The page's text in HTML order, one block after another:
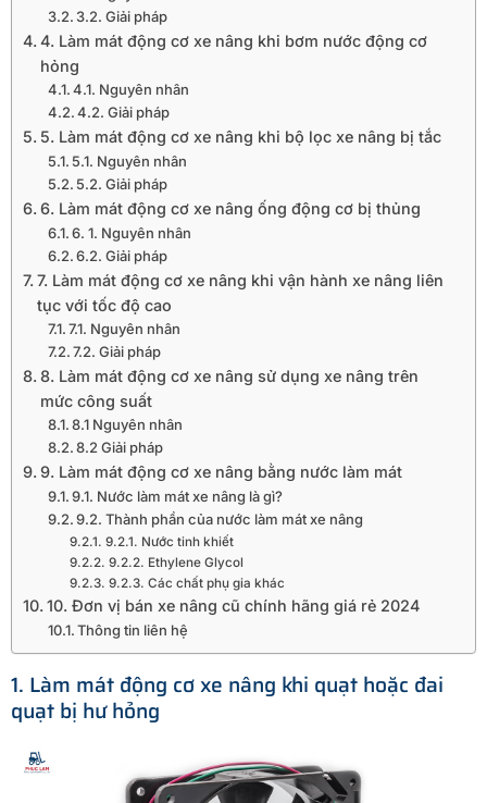
3.2. Giải pháp
4. Làm mát động cơ xe nâng khi bơm nước động cơ
hỏng
4.1. Nguyên nhân
4.2. Giải pháp
5. Làm mát động cơ xe nâng khi bộ lọc xe nâng bị tắc
5.1. Nguyên nhân
5.2. Giải pháp
6. Làm mát động cơ xe nâng ống động cơ bị thủng
6. 1. Nguyên nhân
6.2. Giải pháp
7. Làm mát động cơ xe nâng khi vận hành xe nâng liên
tục với tốc độ cao
7.1. Nguyên nhân
7.2. Giải pháp
8. Làm mát động cơ xe nâng sử dụng xe nâng trên
mức công suất
8.1 Nguyên nhân
8.2 Giải pháp
9. Làm mát động cơ xe nâng bằng nước làm mát
9.1. Nước làm mát xe nâng là gì?
9.2. Thành phần của nước làm mát xe nâng
9.2.1. Nước tinh khiết
9.2.2. Ethylene Glycol
9.2.3. Các chất phụ gia khác
10. Đơn vị bán xe nâng cũ chính hãng giá rẻ 2024
Thông tin liên hệ
1. Làm mát động cơ xe nâng khi quạt hoặc đai
quạt bị hư hỏng